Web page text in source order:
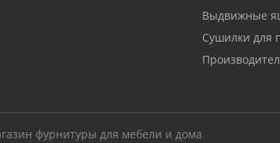
Выдвижные
Сушилки для
фурнитуры для мебели и дома